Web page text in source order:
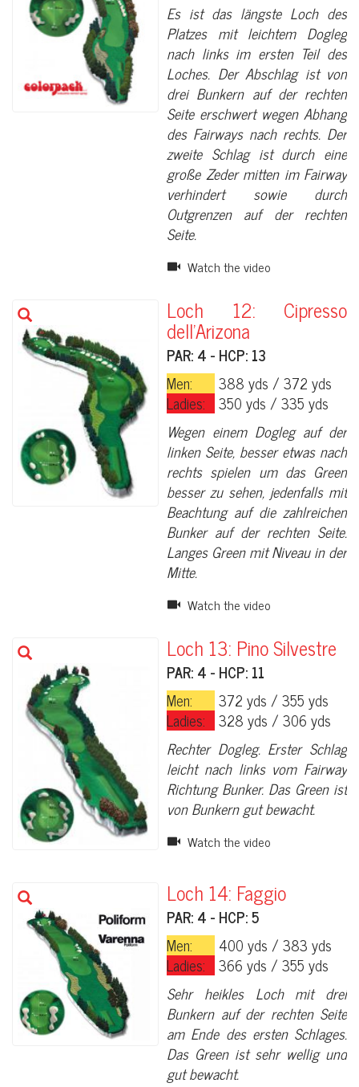
Es ist das längste Loch des
Platzes mit leichtem Dogleg
nach links im ersten Teil des
Loches. Der Abschlag ist von
drei Bunkern auf der rechten
Seite erschwert wegen Abhang
des Fairways nach rechts. Der
zweite Schlag ist durch eine
große Zeder mitten im Fairway
verhindert sowie durch
Outgrenzen auf der rechten
Seite.
Watch the video
Loch 12: Cipresso
dell'Arizona
PAR: 4 - HCP: 13
Men:
388 yds / 372 yds
Ladies: 350 yds / 335 yds
Wegen einem Dogleg auf der
linken Seite, besser etwas nach
rechts spielen um das Green
besser zu sehen, jedenfalls mit
Beachtung auf die zahlreichen
Bunker auf der rechten Seite.
Langes Green mit Niveau in der
Mitte.
Watch the video
Loch 13: Pino Silvestre
PAR: 4 - HCP: 11
Men:
372 yds / 355 yds
Ladies: 328 yds / 306 yds
Rechter Dogleg. Erster Schlag
leicht nach links vom Fairway
Richtung Bunker. Das Green ist
von Bunkern gut bewacht.
Watch the video
Loch 14: Faggio
PAR: 4 - HCP: 5
Men:
400 yds / 383 yds
Ladies: 366 yds / 355 yds
Sehr heikles Loch mit drei
Bunkern auf der rechten Seite
am Ende des ersten Schlages.
Das Green ist sehr wellig und
gut bewacht.